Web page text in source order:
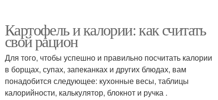
Картофель и калории: как считать
свой рацион
Для того, чтобы успешно и правильно посчитать калории
в борщах, супах, запеканках и других блюдах, вам
понадобится следующее: кухонные весы, таблицы
калорийности, калькулятор, блокнот и ручка .